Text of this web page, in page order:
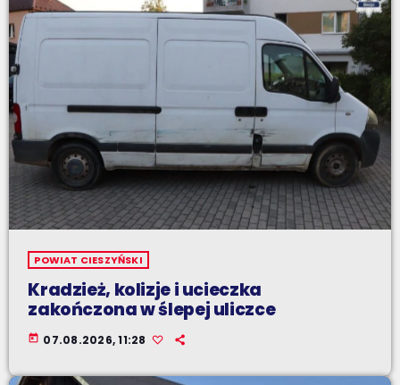
POWIAT CIESZYŃSKI
Kradzież, kolizje i ucieczka
zakończona w ślepej uliczce
today 07.08.2026, 11:28